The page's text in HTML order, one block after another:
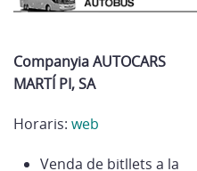
Companyia AUTOCARS
MARTÍ PI, SA
Horaris: web
Venda de bitllets a la